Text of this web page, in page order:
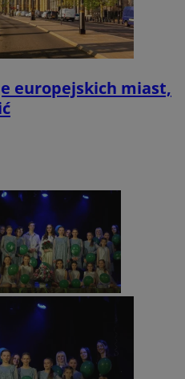
europejskich miast,